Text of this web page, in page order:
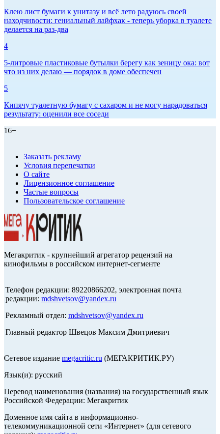
Клею лист бумаги к унитазу и всё лето радуюсь своей
находчивости: гениальный лайфхак - теперь уборка в туалете
делается на раз-два
4
5-литровые пластиковые бутылки берегу как зеницу ока: вот
что из них делаю — порядок в доме обеспечен
5
Кипячу туалетную бумагу с сахаром и не могу нарадоваться
результату: оценили все соседи
16+
Заказать рекламу
Условия перепечатки
О сайте
Лицензионное соглашение
Частые вопросы
Пользовательское соглашение
Мегакритик - крупнейший агрегатор рецензий на
кинофильмы в российском интернет-сегменте
Телефон редакции: 89220866202, электронная почта
редакции: mdshvetsov@yandex.ru
Рекламный отдел: mdshvetsov@yandex.ru
Главный редактор Швецов Максим Дмитриевич
Сетевое издание megacritic.ru (МЕГАКРИТИК.РУ)
Язык(и): русский
Перевод наименования (названия) на государственный язык
Российской Федерации: Мегакритик
Доменное имя сайта в информационно-
телекоммуникационной сети «Интернет» (для сетевого